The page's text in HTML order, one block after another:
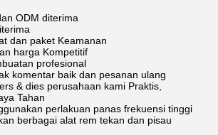
ODM diterima
dan paket Keamanan
harga Kompetitif
profesional
komentar baik dan pesanan ulang
& dies perusahaan kami Praktis,
Tahan
perlakuan panas frekuensi tinggi
berbagai alat rem tekan dan pisau